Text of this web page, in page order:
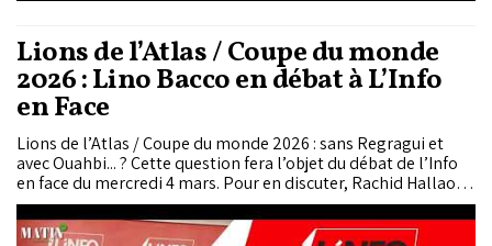
Lions de l’Atlas / Coupe du monde
2026 : Lino Bacco en débat à L’Info
en Face
Lions de l’Atlas / Coupe du monde 2026 : sans Regragui et
avec Ouahbi... ? Cette question fera l’objet du débat de l’Info
en face du mercredi 4 mars. Pour en discuter, Rachid Hallaouy
reçoit Lino Bacco, journaliste sportif et co-fondateur de
Radio Mars.